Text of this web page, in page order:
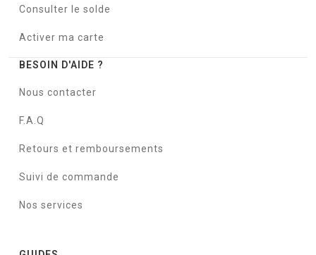
Consulter le solde
Activer ma carte
BESOIN D'AIDE ?
Nous contacter
F.A.Q
Retours et remboursements
Suivi de commande
Nos services